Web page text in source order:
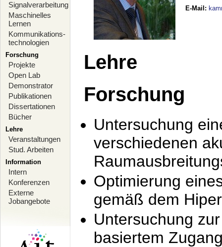
Signalverarbeitung
Maschinelles
Lernen
Kommunikations-
technologien
Forschung
Projekte
Open Lab
Demonstrator
Publikationen
Dissertationen
Bücher
Lehre
Veranstaltungen
Stud. Arbeiten
Information
Intern
Konferenzen
Externe
Jobangebote
E-Mail :
Lehre
Forschung
Untersuchung
verschiedenen
Optimierung
gemäß dem
Untersuchung
basiertem